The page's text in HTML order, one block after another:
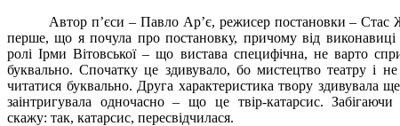
Автор п’єси – Павло Ар’є, режисер постановки – Стас
перше, що я почула про постановку, причому від виконавиці
ролі Ірми Вітовської – що вистава специфічна, не варто
буквально. Спочатку це здивувало, бо мистецтво театру і
читатися буквально. Друга характеристика твору здивувала
заінтригувала одночасно – що це твір-катарсис. Забігаючи
скажу: так, катарсис, пересвідчилася.